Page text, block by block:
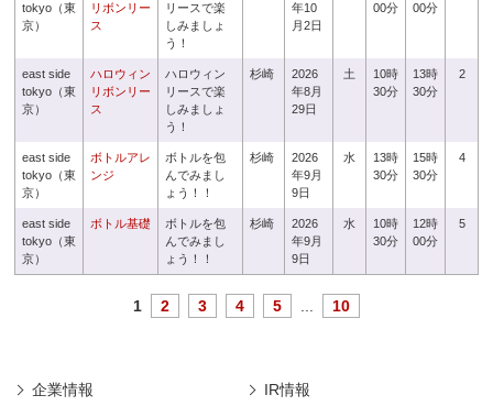
tokyo（東
京）
リボンリー
ス
リースで楽
しみましょ
う！
年10
月2日
00分
00分
east side
tokyo（東
京）
ハロウィン
リボンリー
ス
ハロウィン
リースで楽
しみましょ
う！
杉崎
2026
年8月
29日
土
10時
30分
13時
30分
2
east side
tokyo（東
京）
ボトルアレ
ンジ
ボトルを包
んでみまし
ょう！！
杉崎
2026
年9月
9日
水
13時
30分
15時
30分
4
east side
tokyo（東
京）
ボトル基礎
ボトルを包
んでみまし
ょう！！
杉崎
2026
年9月
9日
水
10時
30分
12時
00分
5
1 2 3 4 5 10
企業情報 IR情報